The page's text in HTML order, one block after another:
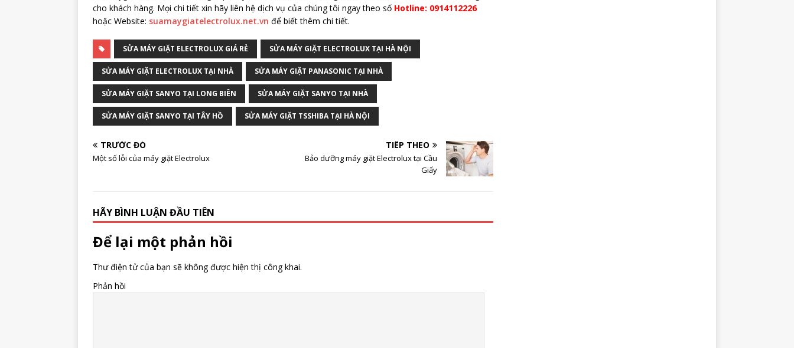
cho khách hàng. Mọi chi tiết xin hãy liên hệ dịch vụ của chúng tôi ngay theo số Hotline: 0914112226
hoặc Website: suamaygiatelectrolux.net.vn để biết thêm chi tiết.
SỬA MÁY GIẶT ELECTROLUX GIÁ RẺ SỬA MÁY GIẶT ELECTROLUX TẠI HÀ NỘI
SỬA MÁY GIẶT ELECTROLUX TẠI NHÀ SỬA MÁY GIẶT PANASONIC TẠI NHÀ
SỬA MÁY GIẶT SANYO TẠI LONG BIÊN SỬA MÁY GIẶT SANYO TẠI NHÀ
SỬA MÁY GIẶT SANYO TẠI TÂY HỒ SỬA MÁY GIẶT TSSHIBA TẠI HÀ NỘI
TRƯỚC ĐÓ
Một số lỗi của máy giặt Electrolux
TIẾP THEO
Bảo dưỡng máy giặt Electrolux tại Cầu
Giấy
HÃY BÌNH LUẬN ĐẦU TIÊN
Để lại một phản hồi
Thư điện tử của bạn sẽ không được hiện thị công khai.
Phản hồi